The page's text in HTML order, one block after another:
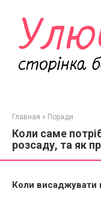
контенту
Главная » Поради
Коли саме
розсаду, та як
Коли висаджувати